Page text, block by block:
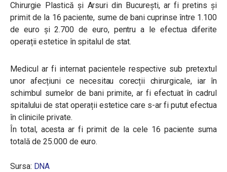
Chirurgie Plastică și Arsuri din București, ar fi pretins și
primit de la 16 paciente, sume de bani cuprinse între 1.100
de euro și 2.700 de euro, pentru a le efectua diferite
operații estetice în spitalul de stat.
Medicul ar fi internat pacientele respective sub pretextul
unor afecțiuni ce necesitau corecții chirurgicale, iar în
schimbul sumelor de bani primite, ar fi efectuat în cadrul
spitalului de stat operații estetice care s-ar fi putut efectua
în clinicile private.
În total, acesta ar fi primit de la cele 16 paciente suma
totală de 25.000 de euro.
Sursa: DNA